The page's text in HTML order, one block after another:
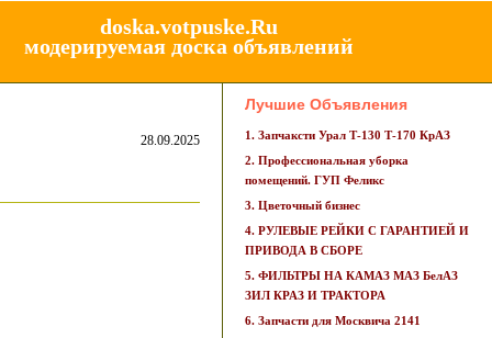
doska.votpuske.Ru
модерируемая доска объявлений
28.09.2025
Лучшие Объявления
1. Запчаксти Урал Т-130 Т-170 КрАЗ
2. Профессиональная уборка
помещений. ГУП Феликс
3. Цветочный бизнес
4. РУЛЕВЫЕ РЕЙКИ С ГАРАНТИЕЙ И
ПРИВОДА В СБОРЕ
5. ФИЛЬТРЫ НА КАМАЗ МАЗ БелАЗ
ЗИЛ КРАЗ И ТРАКТОРА
6. Запчасти для Москвича 2141